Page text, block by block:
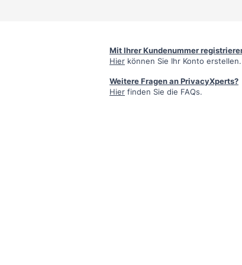
Mit Ihrer Kundenummer
Hier können Sie Ihr Konto erstellen.
Weitere Fragen an PrivacyXperts?
Hier finden Sie die FAQs.